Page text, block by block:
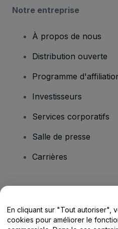
Notre entreprise
À propos de nous
Distribution ouverte
Programme
Investisseurs
Services corporatifs
Salle de presse
Carrières
Centre d'assistance /
En cliquant sur "Tout autoriser",
cookies pour améliorer le